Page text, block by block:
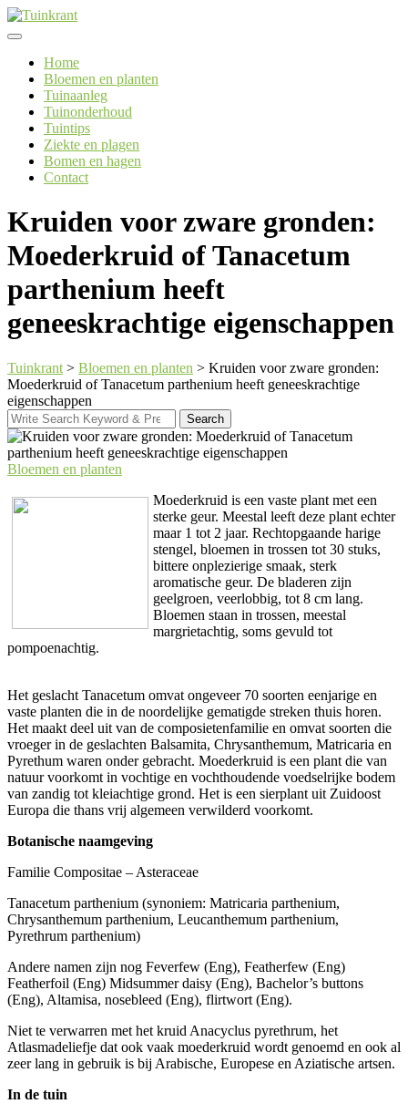
Skip
to
Home
Bloemen en planten
Tuinaanleg
Tuinonderhoud
Tuintips
Ziekte en plagen
Bomen en hagen
Contact
Kruiden voor zware gronden:
Moederkruid of Tanacetum
parthenium heeft
geneeskrachtige eigenschappen
Tuinkrant > Bloemen en planten > Kruiden voor zware gronden:
Moederkruid of Tanacetum parthenium heeft geneeskrachtige
eigenschappen
Search
for:
Search
Bloemen en planten
Moederkruid is een vaste plant met een
sterke geur. Meestal leeft deze plant echter
maar 1 tot 2 jaar. Rechtopgaande harige
stengel, bloemen in trossen tot 30 stuks,
bittere onplezierige smaak, sterk
aromatische geur. De bladeren zijn
geelgroen, veerlobbig, tot 8 cm lang.
Bloemen staan in trossen, meestal
margrietachtig, soms gevuld tot
pompoenachtig.
Het geslacht Tanacetum omvat ongeveer 70 soorten eenjarige en
vaste planten die in de noordelijke gematigde streken thuis horen.
Het maakt deel uit van de composietenfamilie en omvat soorten die
vroeger in de geslachten Balsamita, Chrysanthemum, Matricaria en
Pyrethum waren onder gebracht. Moederkruid is een plant die van
natuur voorkomt in vochtige en vochthoudende voedselrijke bodem
van zandig tot kleiachtige grond. Het is een sierplant uit Zuidoost
Europa die thans vrij algemeen verwilderd voorkomt.
Botanische naamgeving
Familie Compositae – Asteraceae
Tanacetum parthenium (synoniem: Matricaria parthenium,
Chrysanthemum parthenium, Leucanthemum parthenium,
Pyrethrum parthenium)
Andere namen zijn nog Feverfew (Eng), Featherfew (Eng)
Featherfoil (Eng) Midsummer daisy (Eng), Bachelor’s buttons
(Eng), Altamisa, nosebleed (Eng), flirtwort (Eng).
Niet te verwarren met het kruid Anacyclus pyrethrum, het
Atlasmadeliefje dat ook vaak moederkruid wordt genoemd en ook al
zeer lang in gebruik is bij Arabische, Europese en Aziatische artsen.
In de tuin